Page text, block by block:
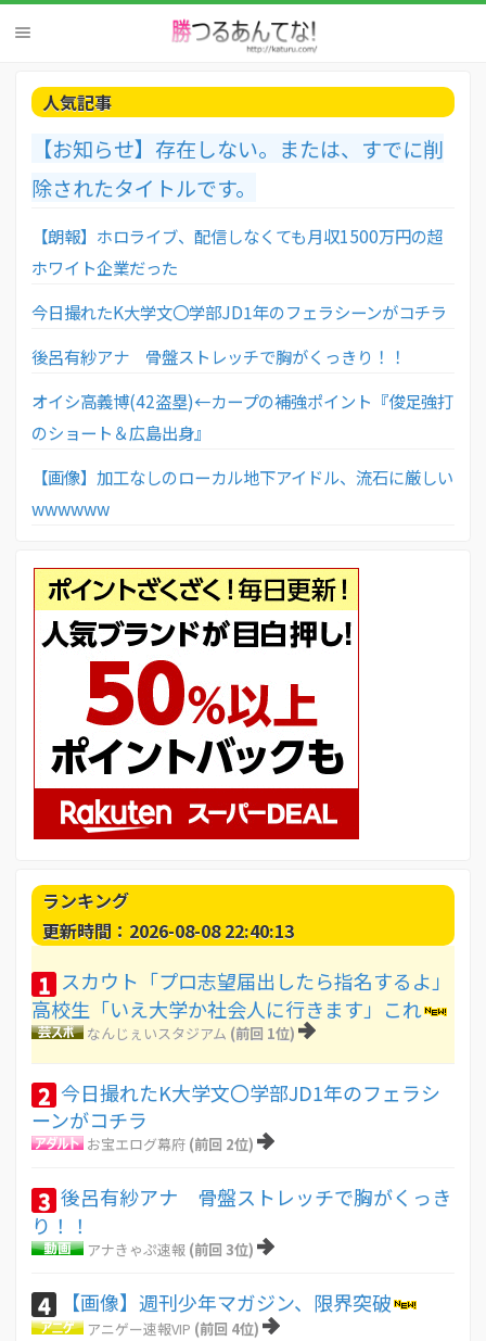
人気記事
【お知らせ】存在しない。または、すでに削
除されたタイトルです。
【朗報】ホロライブ、配信しなくても月収1500万円の超
ホワイト企業だった
今日撮れたK大学文〇学部JD1年のフェラシーンがコチラ
後呂有紗アナ 骨盤ストレッチで胸がくっきり！！
オイシ高義博(42盗塁)←カープの補強ポイント『俊足強打
のショート＆広島出身』
【画像】加工なしのローカル地下アイドル、流石に厳しい
wwwwww
ランキング
更新時間：2026-08-08 22:40:13
1 スカウト「プロ志望届出したら指名するよ」
高校生「いえ大学か社会人に行きます」これ
なんじぇいスタジアム (前回 1位)
2 今日撮れたK大学文〇学部JD1年のフェラシ
ーンがコチラ
お宝エログ幕府 (前回 2位)
3 後呂有紗アナ 骨盤ストレッチで胸がくっき
り！！
アナきゃぷ速報 (前回 3位)
4 【画像】週刊少年マガジン、限界突破
アニゲー速報VIP (前回 4位)